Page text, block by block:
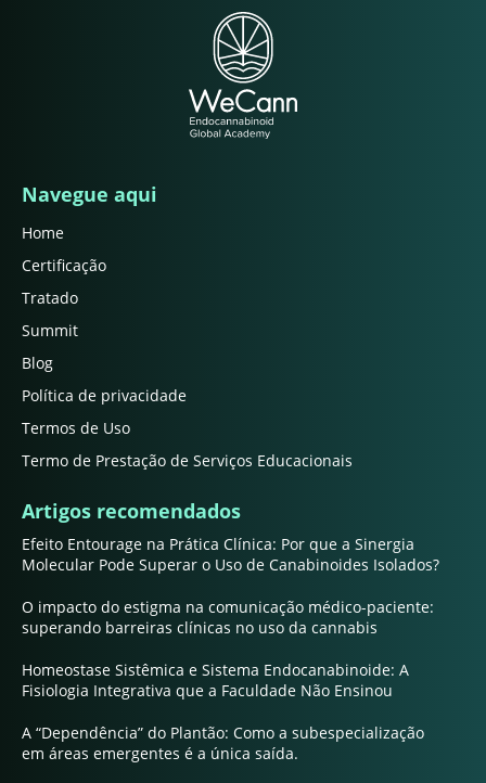
Navegue aqui
Home
Certificação
Tratado
Summit
Blog
Política de privacidade
Termos de Uso
Termo de Prestação de Serviços Educacionais
Artigos recomendados
Efeito Entourage na Prática Clínica: Por que a Sinergia
Molecular Pode Superar o Uso de Canabinoides Isolados?
O impacto do estigma na comunicação médico-paciente:
superando barreiras clínicas no uso da cannabis
Homeostase Sistêmica e Sistema Endocanabinoide: A
Fisiologia Integrativa que a Faculdade Não Ensinou
A “Dependência” do Plantão: Como a subespecialização
em áreas emergentes é a única saída.